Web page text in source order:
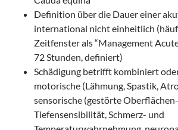
Definition über die Dauer einer
international nicht einheitlich
Zeitfenster als “Management
72 Stunden, definiert)
Schädigung betrifft kombiniert
motorische (Lähmung, Spastik,
sensorische (gestörte
Tiefensensibilität, Schmerz- und